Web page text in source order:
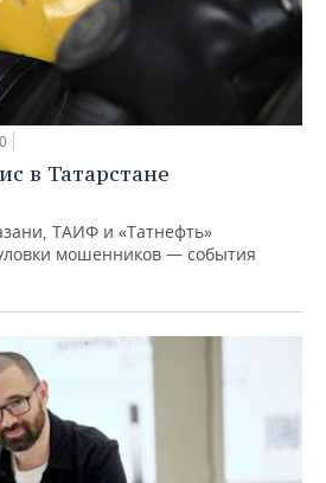
в Татарстане
ТАИФ и «Татнефть»
мошенников — события